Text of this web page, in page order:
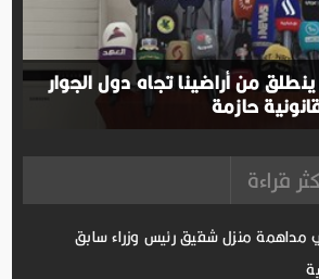
من أراضينا تجاه دول الجوار
حازمة
قراءة
مداهمة منزل شقيق رئيس وزراء سابق